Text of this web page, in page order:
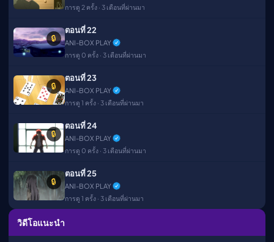
การดู 2 ครั้ง · 3 เดือนที่ผ่านมา
🔒
ตอนที่ 22
ANI-BOX PLAY
การดู 0 ครั้ง · 3 เดือนที่ผ่านมา
🔒
ตอนที่ 23
ANI-BOX PLAY
การดู 1 ครั้ง · 3 เดือนที่ผ่านมา
🔒
ตอนที่ 24
ANI-BOX PLAY
การดู 0 ครั้ง · 3 เดือนที่ผ่านมา
🔒
ตอนที่ 25
ANI-BOX PLAY
การดู 1 ครั้ง · 3 เดือนที่ผ่านมา
วิดีโอแนะนำ